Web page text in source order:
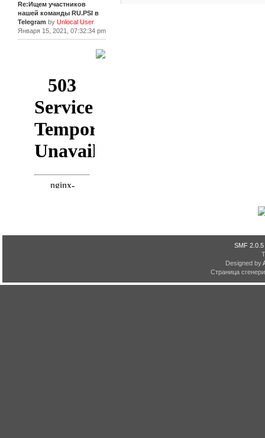
Re:Ищем участников
нашей команды RU.PSI в
Telegram by Unlocal User
Января 15, 2021, 07:32:34 pm
SMF 2.0.5
Designed by
Страница